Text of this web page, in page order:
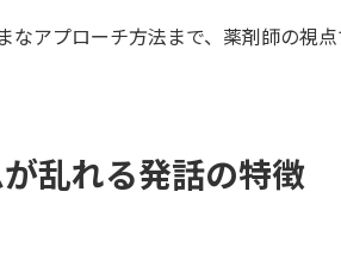
アプローチ方法まで、薬剤師の視
乱れる発話の特徴